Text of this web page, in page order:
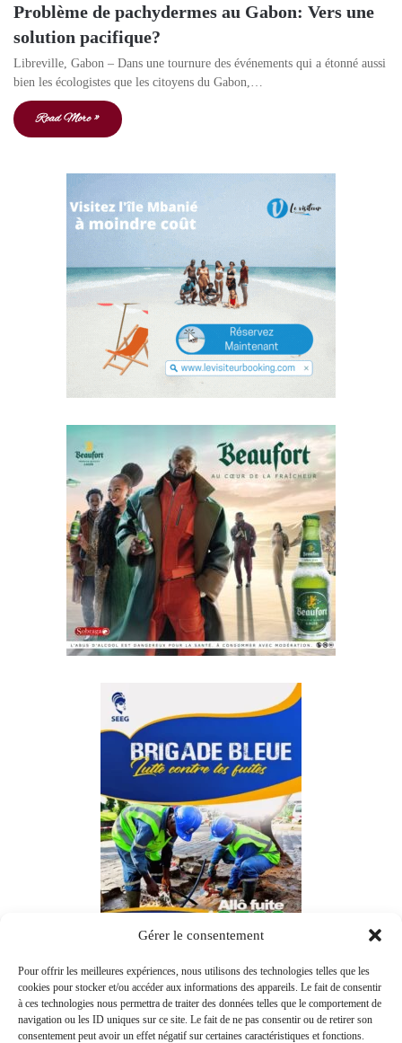
Gérer le consentement
Pour offrir les meilleures expériences, nous utilisons des technologies telles que les
cookies pour stocker et/ou accéder aux informations des appareils. Le fait de consentir
à ces technologies nous permettra de traiter des données telles que le comportement de
navigation ou les ID uniques sur ce site. Le fait de ne pas consentir ou de retirer son
consentement peut avoir un effet négatif sur certaines caractéristiques et fonctions.
Problème de pachydermes au Gabon: Vers une
solution pacifique?
Libreville, Gabon – Dans une tournure des événements qui a étonné aussi
bien les écologistes que les citoyens du Gabon,…
Read More »